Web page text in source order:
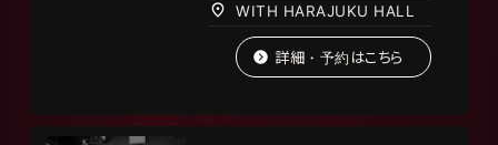
WITH HARAJUKU HALL
詳細・予約はこちら